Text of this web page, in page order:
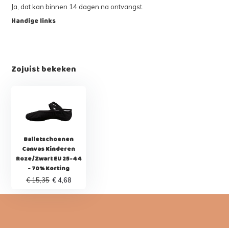
Ja, dat kan binnen 14 dagen na ontvangst.
Handige links
Zojuist bekeken
Balletschoenen
Canvas Kinderen
Roze/Zwart EU 25-44
- 70% Korting
€ 15,35 € 4,68